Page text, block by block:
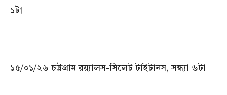
১টা
১৫/০১/২৬ চট্টগ্রাম রয়্যালস-সিলেট টাইটানস, সন্ধ্যা ৬টা